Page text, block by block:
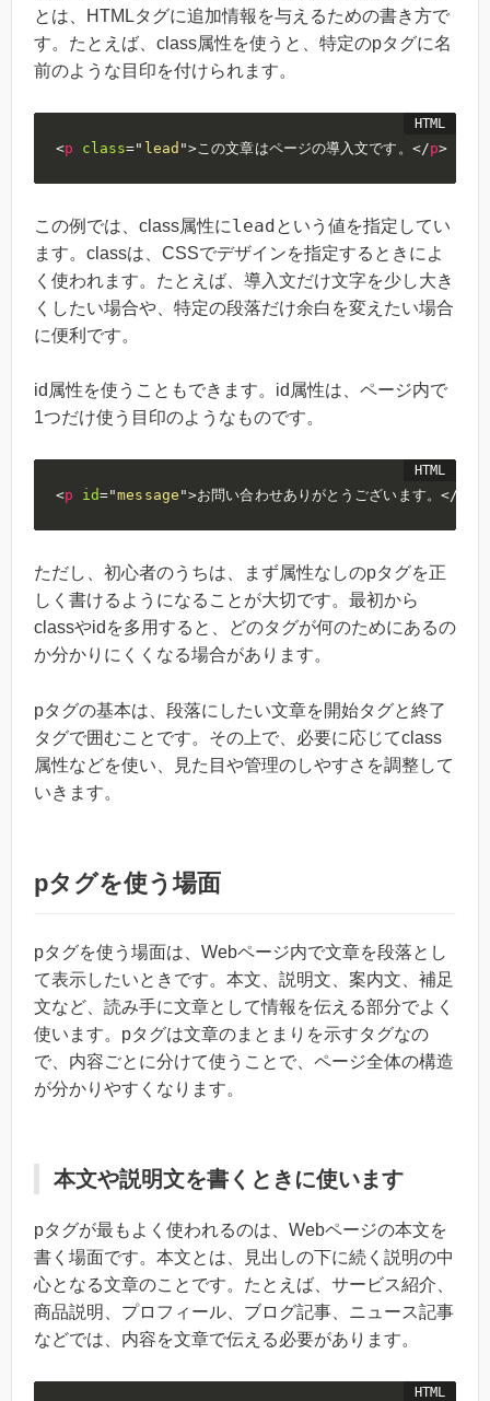
とは、HTMLタグに追加情報を与えるための書き方で
す。たとえば、class属性を使うと、特定のpタグに名
前のような目印を付けられます。
<p class=" lead ">この文章はページの導入文です。 </p>
この例では、class属性にleadという値を指定してい
ます。classは、CSSでデザインを指定するときによ
く使われます。たとえば、導入文だけ文字を少し大き
くしたい場合や、特定の段落だけ余白を変えたい場合
に便利です。
id属性を使うこともできます。id属性は、ページ内で
1つだけ使う目印のようなものです。
<p id="message ">お問い合わせありがとうございます。 </
ただし、初心者のうちは、まず属性なしのpタグを正
しく書けるようになることが大切です。最初から
classやidを多用すると、どのタグが何のためにあるの
か分かりにくくなる場合があります。
pタグの基本は、段落にしたい文章を開始タグと終了
タグで囲むことです。その上で、必要に応じてclass
属性などを使い、見た目や管理のしやすさを調整して
いきます。
pタグを使う場面
pタグを使う場面は、Webページ内で文章を段落とし
て表示したいときです。本文、説明文、案内文、補足
文など、読み手に文章として情報を伝える部分でよく
使います。pタグは文章のまとまりを示すタグなの
で、内容ごとに分けて使うことで、ページ全体の構造
が分かりやすくなります。
本文や説明文を書くときに使います
pタグが最もよく使われるのは、Webページの本文を
書く場面です。本文とは、見出しの下に続く説明の中
心となる文章のことです。たとえば、サービス紹介、
商品説明、プロフィール、ブログ記事、ニュース記事
などでは、内容を文章で伝える必要があります。